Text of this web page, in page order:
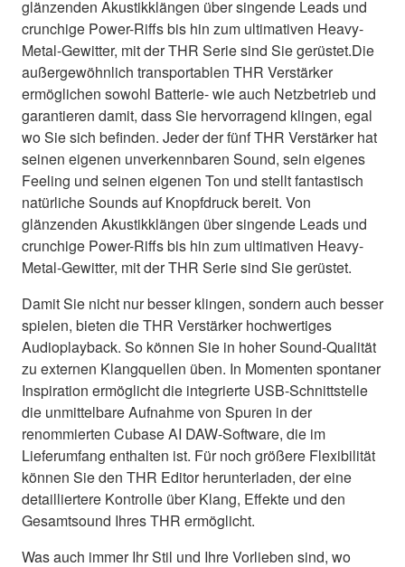
glänzenden Akustikklängen über singende Leads und
crunchige Power-Riffs bis hin zum ultimativen Heavy-
Metal-Gewitter, mit der THR Serie sind Sie gerüstet.Die
außergewöhnlich transportablen THR Verstärker
ermöglichen sowohl Batterie- wie auch Netzbetrieb und
garantieren damit, dass Sie hervorragend klingen, egal
wo Sie sich befinden. Jeder der fünf THR Verstärker hat
seinen eigenen unverkennbaren Sound, sein eigenes
Feeling und seinen eigenen Ton und stellt fantastisch
natürliche Sounds auf Knopfdruck bereit. Von
glänzenden Akustikklängen über singende Leads und
crunchige Power-Riffs bis hin zum ultimativen Heavy-
Metal-Gewitter, mit der THR Serie sind Sie gerüstet.
Damit Sie nicht nur besser klingen, sondern auch besser
spielen, bieten die THR Verstärker hochwertiges
Audioplayback. So können Sie in hoher Sound-Qualität
zu externen Klangquellen üben. In Momenten spontaner
Inspiration ermöglicht die integrierte USB-Schnittstelle
die unmittelbare Aufnahme von Spuren in der
renommierten Cubase AI DAW-Software, die im
Lieferumfang enthalten ist. Für noch größere Flexibilität
können Sie den THR Editor herunterladen, der eine
detailliertere Kontrolle über Klang, Effekte und den
Gesamtsound Ihres THR ermöglicht.
Was auch immer Ihr Stil und Ihre Vorlieben sind, wo